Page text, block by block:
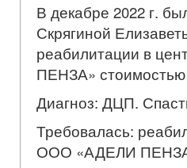
В декабре 2022 г.
Скрягиной
реабилитации в
ПЕНЗА» стоимостью
Диагноз: ДЦП.
Требовалась:
ООО «АДЕЛИ